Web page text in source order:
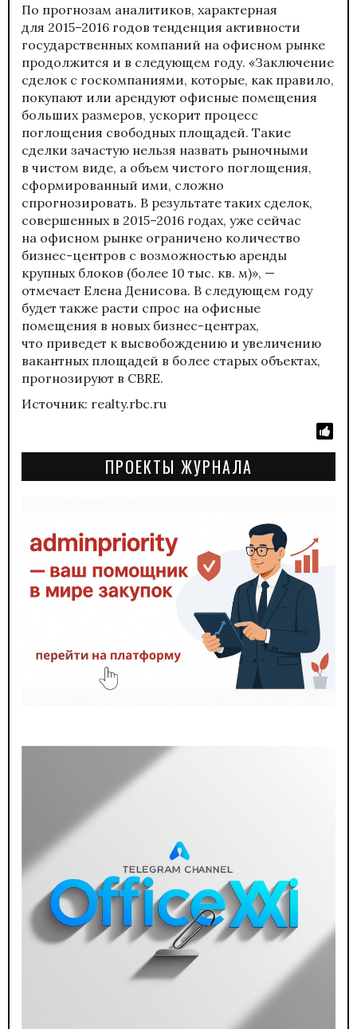
По прогнозам аналитиков, характерная
для 2015–2016 годов тенденция активности
государственных компаний на офисном рынке
продолжится и в следующем году. «Заключение
сделок с госкомпаниями, которые, как правило,
покупают или арендуют офисные помещения
больших размеров, ускорит процесс
поглощения свободных площадей. Такие
сделки зачастую нельзя назвать рыночными
в чистом виде, а объем чистого поглощения,
сформированный ими, сложно
спрогнозировать. В результате таких сделок,
совершенных в 2015–2016 годах, уже сейчас
на офисном рынке ограничено количество
бизнес-центров с возможностью аренды
крупных блоков (более 10 тыс. кв. м)», —
отмечает Елена Денисова. В следующем году
будет также расти спрос на офисные
помещения в новых бизнес-центрах,
что приведет к высвобождению и увеличению
вакантных площадей в более старых объектах,
прогнозируют в CBRE.
Источник: realty.rbc.ru
ПРОЕКТЫ ЖУРНАЛА